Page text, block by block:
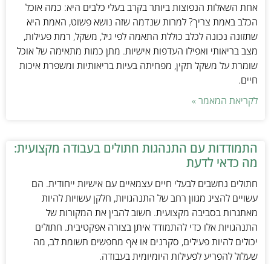
אחת השאלות הנפוצות ביותר בקרב בעלי כלבים היא: כמה אוכל
הכלב באמת צריך? למרות שנדמה שזה נושא פשוט, האמת היא
שתזונה נכונה לכלב כוללת התאמה לפי גיל, משקל, רמת פעילות,
מצב בריאותי ואפילו העדפות אישיות. מתן כמות מתאימה של אוכל
שומרת על משקל תקין, מפחיתה בעיות בריאותיות ומשפרת איכות
חיים.
לקריאת המאמר »
התמודדות עם התנהגות חתולים בעבודה מקצועית:
מה כדאי לדעת
חתולים נחשבים לבעלי חיים עצמאיים עם אישיות ייחודית. הם
עשויים להציג מגוון רחב של התנהגויות, חלקן עשויות להיות
מאתגרות בסביבה מקצועית. חשוב להבין את המקורות של
התנהגויות אלו כדי להתמודד איתן בצורה אפקטיבית. חתולים
יכולים להיות פעילים, סקרנים או אף מחפשים תשומת לב, מה
שעלול להפריע לפעילות היומיומית בעבודה.